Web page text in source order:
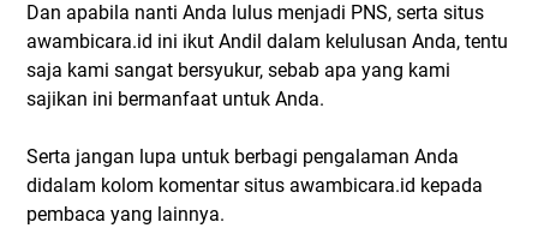
Dan apabila nanti Anda lulus menjadi PNS, serta situs
awambicara.id ini ikut Andil dalam kelulusan Anda, tentu
saja kami sangat bersyukur, sebab apa yang kami
sajikan ini bermanfaat untuk Anda.
Serta jangan lupa untuk berbagi pengalaman Anda
didalam kolom komentar situs awambicara.id kepada
pembaca yang lainnya.